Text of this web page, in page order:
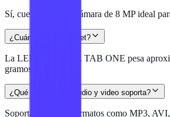
Sí, cuenta con una cámara de 8 MP ideal
¿Cuánto pesa la tablet?
La LENOVO IDEA TAB ONE pesa
gramos.
¿Qué formatos de audio y video soporta?
Soporta múltiples formatos como MP3,